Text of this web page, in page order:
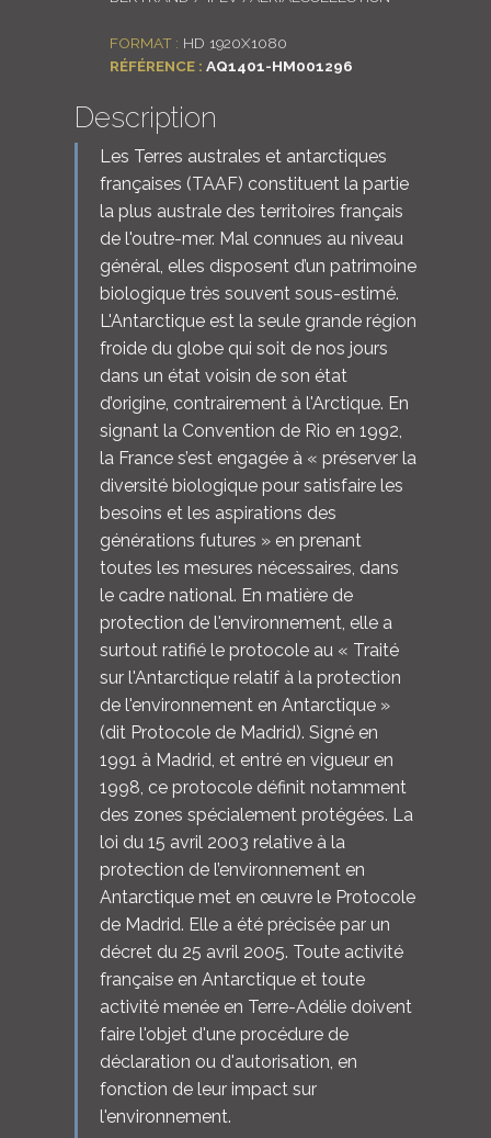
FORMAT : HD 1920X1080
RÉFÉRENCE : AQ1401-HM001296
Description
Les Terres australes et antarctiques
françaises (TAAF) constituent la partie
la plus australe des territoires français
de l'outre-mer. Mal connues au niveau
général, elles disposent d’un patrimoine
biologique très souvent sous-estimé.
L'Antarctique est la seule grande région
froide du globe qui soit de nos jours
dans un état voisin de son état
d’origine, contrairement à l'Arctique. En
signant la Convention de Rio en 1992,
la France s’est engagée à « préserver la
diversité biologique pour satisfaire les
besoins et les aspirations des
générations futures » en prenant
toutes les mesures nécessaires, dans
le cadre national. En matière de
protection de l'environnement, elle a
surtout ratifié le protocole au « Traité
sur l'Antarctique relatif à la protection
de l'environnement en Antarctique »
(dit Protocole de Madrid). Signé en
1991 à Madrid, et entré en vigueur en
1998, ce protocole définit notamment
des zones spécialement protégées. La
loi du 15 avril 2003 relative à la
protection de l’environnement en
Antarctique met en œuvre le Protocole
de Madrid. Elle a été précisée par un
décret du 25 avril 2005. Toute activité
française en Antarctique et toute
activité menée en Terre-Adélie doivent
faire l'objet d'une procédure de
déclaration ou d'autorisation, en
fonction de leur impact sur
l'environnement.